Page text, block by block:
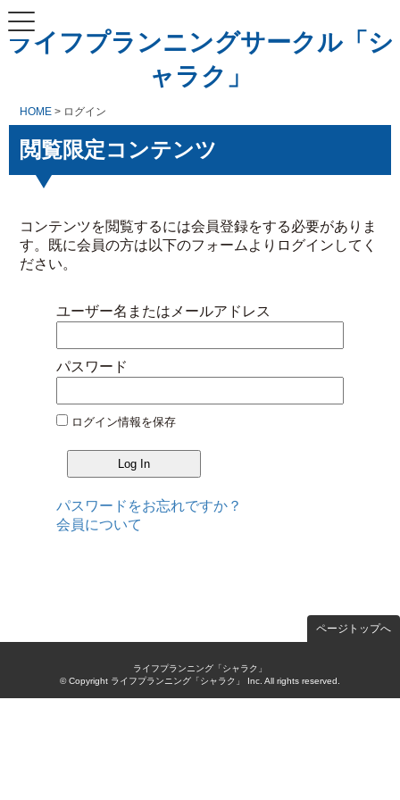
ライフプランニングサークル「シ
ャラク」
HOME > ログイン
閲覧限定コンテンツ
コンテンツを閲覧するには会員登録をする必要がありま
す。既に会員の方は以下のフォームよりログインしてく
ださい。
ユーザー名またはメールアドレス
パスワード
ログイン情報を保存
パスワードをお忘れですか？
会員について
ページトップへ
ライフプランニング「シャラク」
© Copyright ライフプランニング「シャラク」 Inc. All rights reserved.